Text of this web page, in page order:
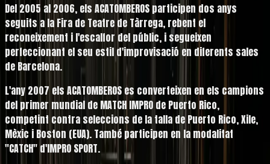
Del 2005 al 2006, els ACATOMBEROS participen dos anys
seguits a la Fira de Teatre de Tàrrega, rebent el
reconeixement i l'escalfor del públic, i segueixen
perfeccionant el seu estil d'improvisació en diferents sales
de Barcelona.
L'any 2007 els ACATOMBEROS es converteixen en els campions
del primer mundial de MATCH IMPRO de Puerto Rico,
competint contra seleccions de la talla de Puerto Rico, Xile,
Mèxic i Boston (EUA). També participen en la modalitat
"CATCH" d'IMPRO SPORT.